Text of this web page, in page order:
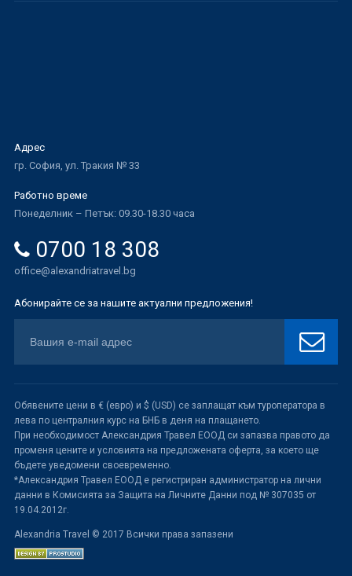
Адрес
гр. София, ул. Тракия № 33
Работно време
Понеделник – Петък: 09.30-18.30 часа
0700 18 308
office@alexandriatravel.bg
Абонирайте се за нашите актуални предложения!
Обявените цени в € (евро) и $ (USD) се заплащат към туроператора в
лева по централния курс на БНБ в деня на плащането.
При необходимост Александрия Травел ЕООД си запазва правото да
променя цените и условията на предложената оферта, за което ще
бъдете уведомени своевременно.
*Александрия Травел ЕООД е регистриран администратор на лични
данни в Комисията за Защита на Личните Данни под № 307035 от
19.04.2012г.
Alexandria Travel © 2017 Всички права запазени